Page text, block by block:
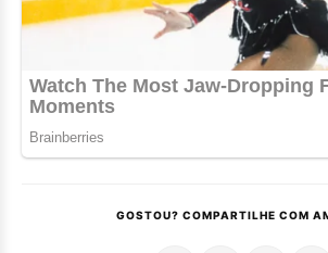
GOSTOU? COMPARTILHE COM